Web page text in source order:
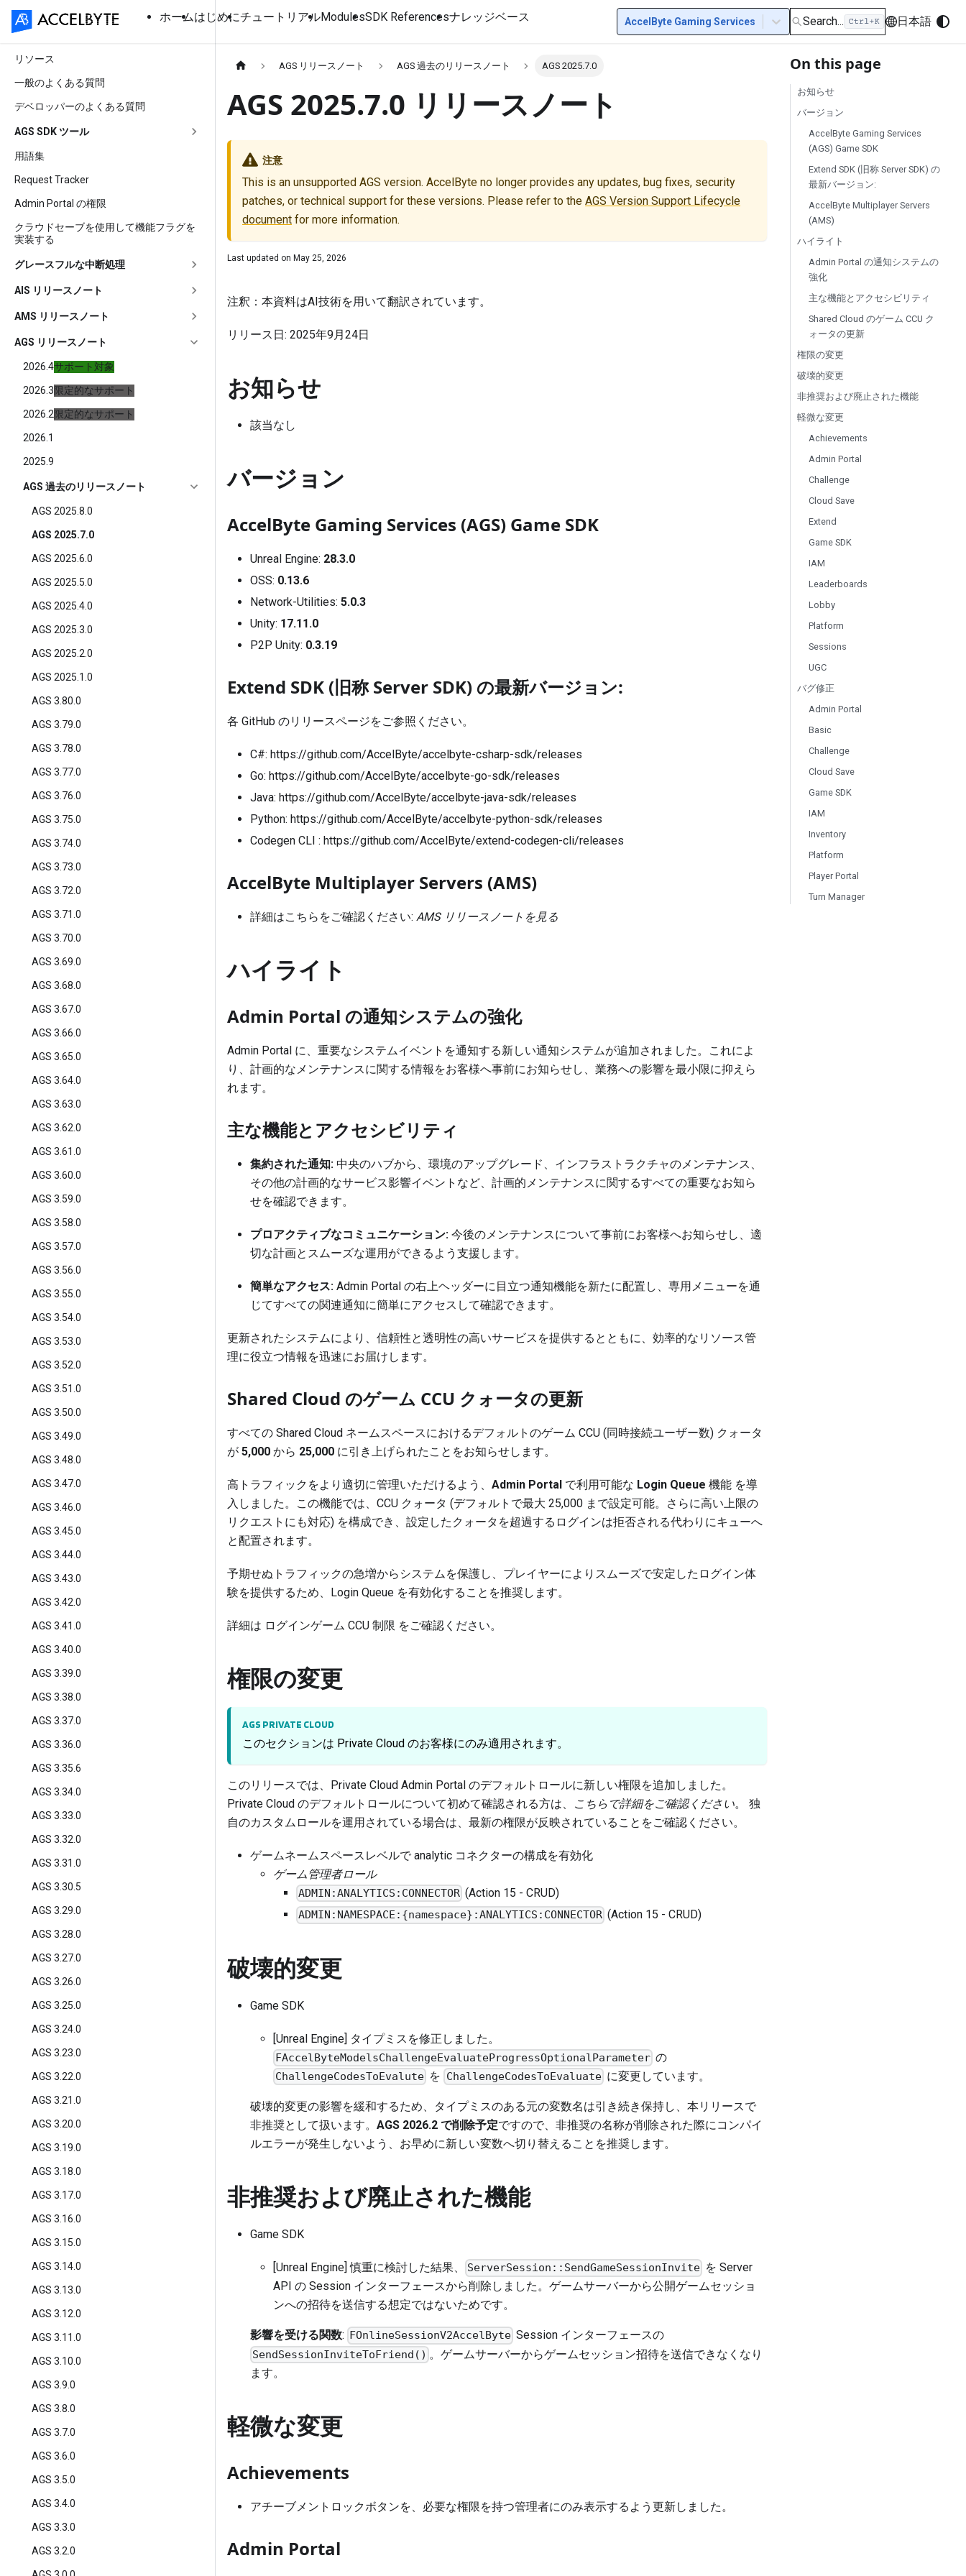
ホームはじめにチュートリアルModulesSDK Referencesナレッジベース AccelByte Gaming Services Search... 日本語
リソース
一般のよくある質問
デベロッパーのよくある質問
AGS SDK ツール
用語集
Request Tracker
Admin Portal の権限
クラウドセーブを使用して機能フラグを
実装する
グレースフルな中断処理
AIS リリースノート
AMS リリースノート
AGS リリースノート
2026.4サポート対象
2026.3限定的なサポート
2026.2限定的なサポート
2026.1
2025.9
AGS 過去のリリースノート
AGS 2025.8.0
AGS 2025.7.0
AGS 2025.6.0
AGS 2025.5.0
AGS 2025.4.0
AGS 2025.3.0
AGS 2025.2.0
AGS 2025.1.0
AGS 3.80.0
AGS 3.79.0
AGS 3.78.0
AGS 3.77.0
AGS 3.76.0
AGS 3.75.0
AGS 3.74.0
AGS 3.73.0
AGS 3.72.0
AGS 3.71.0
AGS 3.70.0
AGS 3.69.0
AGS 3.68.0
AGS 3.67.0
AGS 3.66.0
AGS 3.65.0
AGS 3.64.0
AGS 3.63.0
AGS 3.62.0
AGS 3.61.0
AGS 3.60.0
AGS 3.59.0
AGS 3.58.0
AGS 3.57.0
AGS 3.56.0
AGS 3.55.0
AGS 3.54.0
AGS 3.53.0
AGS 3.52.0
AGS 3.51.0
AGS 3.50.0
AGS 3.49.0
AGS 3.48.0
AGS 3.47.0
AGS 3.46.0
AGS 3.45.0
AGS 3.44.0
AGS 3.43.0
AGS 3.42.0
AGS 3.41.0
AGS 3.40.0
AGS 3.39.0
AGS 3.38.0
AGS 3.37.0
AGS 3.36.0
AGS 3.35.6
AGS 3.34.0
AGS 3.33.0
AGS 3.32.0
AGS 3.31.0
AGS 3.30.5
AGS 3.29.0
AGS 3.28.0
AGS 3.27.0
AGS 3.26.0
AGS 3.25.0
AGS 3.24.0
AGS 3.23.0
AGS 3.22.0
AGS 3.21.0
AGS 3.20.0
AGS 3.19.0
AGS 3.18.0
AGS 3.17.0
AGS 3.16.0
AGS 3.15.0
AGS 3.14.0
AGS 3.13.0
AGS 3.12.0
AGS 3.11.0
AGS 3.10.0
AGS 3.9.0
AGS 3.8.0
AGS 3.7.0
AGS 3.6.0
AGS 3.5.0
AGS 3.4.0
AGS 3.3.0
AGS 3.2.0
AGS リリースノート AGS 過去のリリースノート AGS 2025.7.0
AGS 2025.7.0 リリースノート
注意
This is an unsupported AGS version. AccelByte no longer provides any updates, bug fixes, security
patches, or technical support for these versions. Please refer to the AGS Version Support Lifecycle
document for more information.
Last updated on May 25, 2026
注釈：本資料はAI技術を用いて翻訳されています。
リリース日: 2025年9月24日
お知らせ
該当なし
バージョン
AccelByte Gaming Services (AGS) Game SDK
Unreal Engine: 28.3.0
OSS: 0.13.6
Network-Utilities: 5.0.3
Unity: 17.11.0
P2P Unity: 0.3.19
Extend SDK (旧称 Server SDK) の最新バージョン:
各 GitHub のリリースページをご参照ください。
C#: https://github.com/AccelByte/accelbyte-csharp-sdk/releases
Go: https://github.com/AccelByte/accelbyte-go-sdk/releases
Java: https://github.com/AccelByte/accelbyte-java-sdk/releases
Python: https://github.com/AccelByte/accelbyte-python-sdk/releases
Codegen CLI : https://github.com/AccelByte/extend-codegen-cli/releases
AccelByte Multiplayer Servers (AMS)
詳細はこちらをご確認ください: AMS リリースノートを見る
ハイライト
Admin Portal の通知システムの強化
Admin Portal に、重要なシステムイベントを通知する新しい通知システムが追加されました。これによ
り、計画的なメンテナンスに関する情報をお客様へ事前にお知らせし、業務への影響を最小限に抑えら
れます。
主な機能とアクセシビリティ
集約された通知: 中央のハブから、環境のアップグレード、インフラストラクチャのメンテナンス、
その他の計画的なサービス影響イベントなど、計画的メンテナンスに関するすべての重要なお知ら
せを確認できます。
プロアクティブなコミュニケーション: 今後のメンテナンスについて事前にお客様へお知らせし、適
切な計画とスムーズな運用ができるよう支援します。
簡単なアクセス: Admin Portal の右上ヘッダーに目立つ通知機能を新たに配置し、専用メニューを通
じてすべての関連通知に簡単にアクセスして確認できます。
更新されたシステムにより、信頼性と透明性の高いサービスを提供するとともに、効率的なリソース管
理に役立つ情報を迅速にお届けします。
Shared Cloud のゲーム CCU クォータの更新
すべての Shared Cloud ネームスペースにおけるデフォルトのゲーム CCU (同時接続ユーザー数) クォータ
が 5,000 から 25,000 に引き上げられたことをお知らせします。
高トラフィックをより適切に管理いただけるよう、 Admin Portal で利用可能な Login Queue 機能 を導
入しました。この機能では、CCU クォータ (デフォルトで最大 25,000 まで設定可能。さらに高い上限の
リクエストにも対応) を構成でき、設定したクォータを超過するログインは拒否される代わりにキューへ
と配置されます。
予期せぬトラフィックの急増からシステムを保護し、プレイヤーによりスムーズで安定したログイン体
験を提供するため、Login Queue を有効化することを推奨します。
詳細は ログインゲーム CCU 制限 をご確認ください。
権限の変更
AGS PRIVATE CLOUD
このセクションは Private Cloud のお客様にのみ適用されます。
このリリースでは、Private Cloud Admin Portal のデフォルトロールに新しい権限を追加しました。
Private Cloud のデフォルトロールについて初めて確認される方は、
こちらで詳細をご確認ください。 独
自のカスタムロールを運用されている場合は、最新の権限が反映されていることをご確認ください。
ゲームネームスペースレベルで analytic コネクターの構成を有効化
ゲーム管理者ロール
ADMIN:ANALYTICS:CONNECTOR (Action 15 - CRUD)
ADMIN:NAMESPACE:{namespace}:ANALYTICS:CONNECTOR (Action 15 - CRUD)
破壊的変更
Game SDK
[Unreal Engine] タイプミスを修正しました。
FAccelByteModelsChallengeEvaluateProgressOptionalParameter の
ChallengeCodesToEvalute を ChallengeCodesToEvaluate に変更しています。
破壊的変更の影響を緩和するため、タイプミスのある元の変数名は引き続き保持し、本リリースで
非推奨として扱います。 AGS 2026.2 で削除予定ですので、非推奨の名称が削除された際にコンパイ
ルエラーが発生しないよう、お早めに新しい変数へ切り替えることを推奨します。
非推奨および廃止された機能
Game SDK
[Unreal Engine] 慎重に検討した結果、 ServerSession::SendGameSessionInvite を Server
API の Session インターフェースから削除しました。ゲームサーバーから公開ゲームセッショ
ンへの招待を送信する想定ではないためです。
影響を受ける関数: FOnlineSessionV2AccelByte Session インターフェースの
SendSessionInviteToFriend() 。ゲームサーバーからゲームセッション招待を送信できなくなり
ます。
軽微な変更
Achievements
アチーブメントロックボタンを、必要な権限を持つ管理者にのみ表示するよう更新しました。
Admin Portal
On this page
お知らせ
バージョン
AccelByte Gaming Services
(AGS) Game SDK
Extend SDK (旧称 Server SDK) の
最新バージョン:
AccelByte Multiplayer Servers
(AMS)
ハイライト
Admin Portal の通知システムの
強化
主な機能とアクセシビリティ
Shared Cloud のゲーム CCU ク
ォータの更新
権限の変更
破壊的変更
非推奨および廃止された機能
軽微な変更
Achievements
Admin Portal
Challenge
Cloud Save
Extend
Game SDK
IAM
Leaderboards
Lobby
Platform
Sessions
UGC
バグ修正
Admin Portal
Basic
Challenge
Cloud Save
Game SDK
IAM
Inventory
Platform
Player Portal
Turn Manager